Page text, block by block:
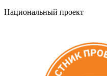
Национальный проект